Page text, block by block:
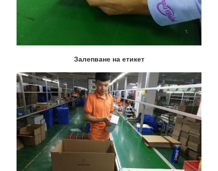
Залепване на етикет